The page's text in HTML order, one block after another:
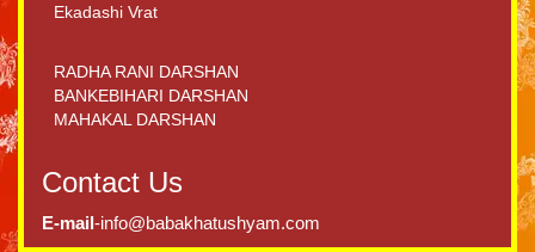
Ekadashi Vrat
RADHA RANI DARSHAN
BANKEBIHARI DARSHAN
MAHAKAL DARSHAN
Contact Us
E-mail-info@babakhatushyam.com